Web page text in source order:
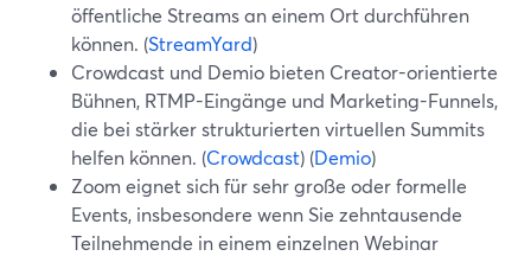
öffentliche Streams an einem Ort durchführen
können. (StreamYard)
Crowdcast und Demio bieten Creator-orientierte
Bühnen, RTMP-Eingänge und Marketing-Funnels,
die bei stärker strukturierten virtuellen Summits
helfen können. (Crowdcast) (Demio)
Zoom eignet sich für sehr große oder formelle
Events, insbesondere wenn Sie zehntausende
Teilnehmende in einem einzelnen Webinar